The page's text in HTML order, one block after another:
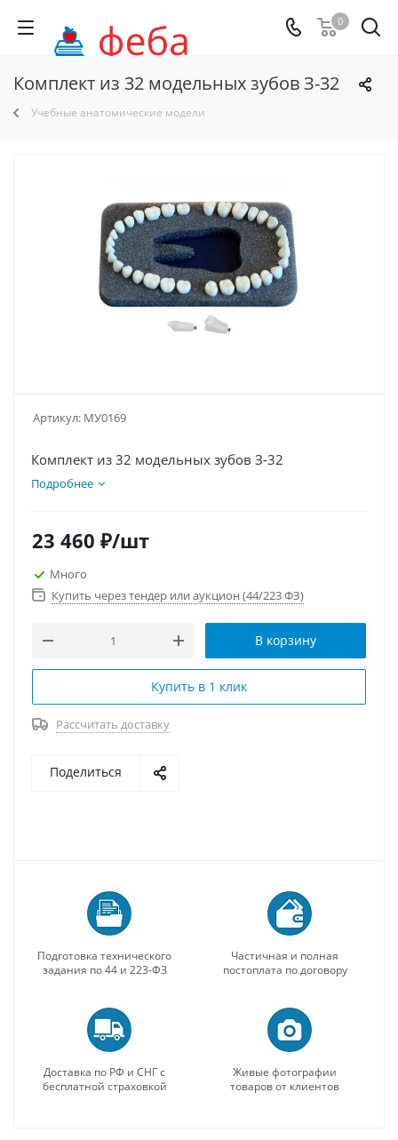
0
Комплект из 32 модельных зубов З-32
Учебные анатомические модели
Артикул: МУ0169
Комплект из 32 модельных зубов З-32
Подробнее
23 460 ₽/шт
Много
Купить через тендер или аукцион (44/223 ФЗ)
В корзину
Купить в 1 клик
Рассчитать доставку
Поделиться
Подготовка технического
задания по 44 и 223-ФЗ
Частичная и полная
постоплата по договору
Доставка по РФ и СНГ с
бесплатной страховкой
Живые фотографии
товаров от клиентов